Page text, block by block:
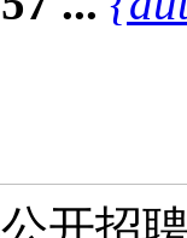
开招